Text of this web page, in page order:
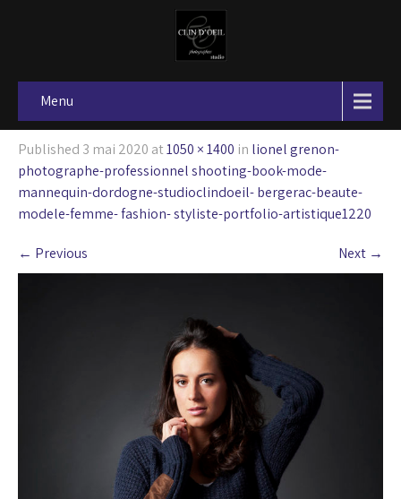
Menu
Published 3 mai 2020 at1050 × 1400 in lionel grenon-
photographe-professionnel shooting-book-mode-
mannequin-dordogne-studioclindoeil- bergerac-beaute-
modele-femme- fashion- styliste-portfolio-artistique1220
← Previous Next →